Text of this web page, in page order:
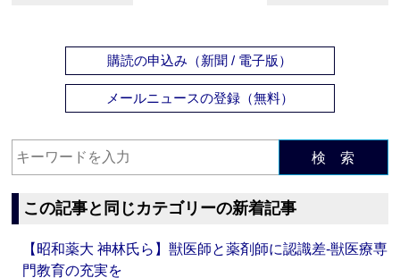
購読の申込み（新聞 / 電子版）
メールニュースの登録（無料）
検 索
この記事と同じカテゴリーの新着記事
【昭和薬大 神林氏ら】獣医師と薬剤師に認識差‐獣医療専
門教育の充実を